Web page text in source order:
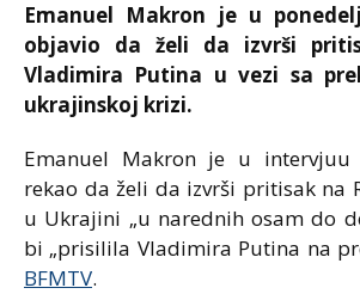
Emanuel Makron je u
objavio da želi da izvrši
Vladimira Putina u vezi sa
ukrajinskoj krizi.
Emanuel Makron je u intervjuu
rekao da želi da izvrši pritisak na
u Ukrajini „u narednih osam do
bi „prisilila Vladimira Putina na
BFMTV.